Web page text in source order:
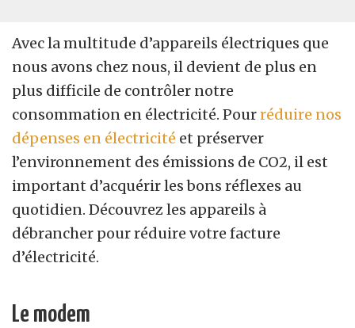
Avec la multitude d’appareils électriques que
nous avons chez nous, il devient de plus en
plus difficile de contrôler notre
consommation en électricité. Pourréduire nos
dépenses en électricité et préserver
l’environnement des émissions de CO2, il est
important d’acquérir les bons réflexes au
quotidien. Découvrez les appareils à
débrancher pour réduire votre facture
d’électricité.
Le modem